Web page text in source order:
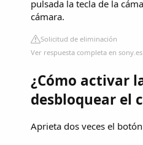
pulsada la tecla de la
cámara.
Solicitud de eliminación
Ver respuesta completa en sony.es
¿Cómo activar
desbloquear el
Aprieta dos veces el